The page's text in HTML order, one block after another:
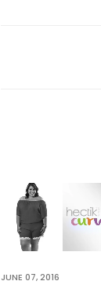
JUNE 07, 2016